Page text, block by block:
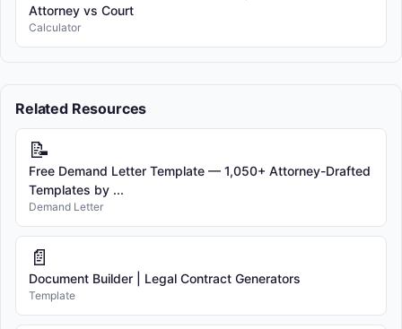
Attorney vs Court
Calculator
Related Resources
📝
Free Demand Letter Template — 1,050+ Attorney-Drafted
Templates by ...
Demand Letter
📄
Document Builder | Legal Contract Generators
Template